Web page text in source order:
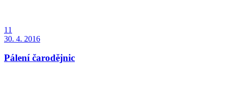
11
30. 4. 2016
Pálení čarodějnic